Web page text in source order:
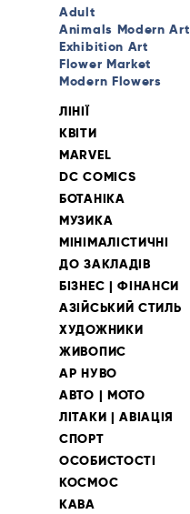
Adult
Animals Modern Art
Exhibition Art
Flower Market
Modern Flowers
ЛІНІЇ
КВІТИ
MARVEL
DC COMICS
БОТАНІКА
МУЗИКА
МІНІМАЛІСТИЧНІ
ДО ЗАКЛАДІВ
БІЗНЕС | ФІНАНСИ
АЗІЙСЬКИЙ СТИЛЬ
ХУДОЖНИКИ
ЖИВОПИС
АР НУВО
АВТО | МОТО
ЛІТАКИ | АВІАЦІЯ
СПОРТ
ОСОБИСТОСТІ
КОСМОС
КАВА